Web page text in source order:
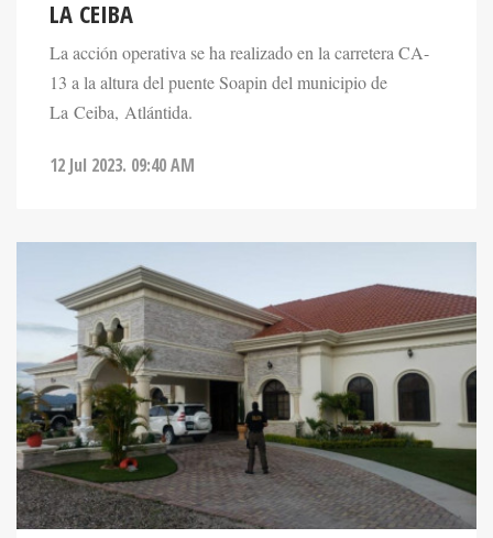
La acción operativa se ha realizado en la carretera CA-
13 a la altura del puente Soapin del municipio de
La Ceiba, Atlántida.
NOTICIAS